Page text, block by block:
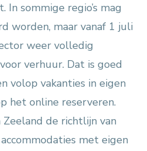
In sommige regio’s mag
worden, maar vanaf 1 juli
weer volledig
verhuur. Dat is goed
volop vakanties in eigen
het online reserveren.
de richtlijn van
met eigen